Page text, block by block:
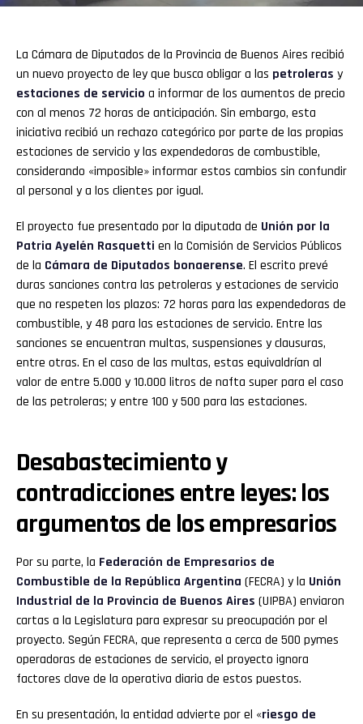
La Cámara de Diputados de la Provincia de Buenos Aires recibió
un nuevo proyecto de ley que busca obligar a las petroleras y
estaciones de servicio a informar de los aumentos de precio
con al menos 72 horas de anticipación. Sin embargo, esta
iniciativa recibió un rechazo categórico por parte de las propias
estaciones de servicio y las expendedoras de combustible,
considerando «imposible» informar estos cambios sin confundir
al personal y a los clientes por igual.
El proyecto fue presentado por la diputada de Unión por la
Patria Ayelén Rasquetti en la Comisión de Servicios Públicos
de la Cámara de Diputados bonaerense. El escrito prevé
duras sanciones contra las petroleras y estaciones de servicio
que no respeten los plazos: 72 horas para las expendedoras de
combustible, y 48 para las estaciones de servicio. Entre las
sanciones se encuentran multas, suspensiones y clausuras,
entre otras. En el caso de las multas, estas equivaldrían al
valor de entre 5.000 y 10.000 litros de nafta super para el caso
de las petroleras; y entre 100 y 500 para las estaciones.
Desabastecimiento y
contradicciones entre leyes: los
argumentos de los empresarios
Por su parte, la Federación de Empresarios de
Combustible de la República Argentina (FECRA) y la Unión
Industrial de la Provincia de Buenos Aires (UIPBA) enviaron
cartas a la Legislatura para expresar su preocupación por el
proyecto. Según FECRA, que representa a cerca de 500 pymes
operadoras de estaciones de servicio, el proyecto ignora
factores clave de la operativa diaria de estos puestos.
En su presentación, la entidad advierte por el «riesgo de
Flipboard
Reddit
Pinterest
Email